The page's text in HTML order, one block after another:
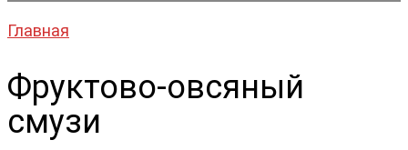
Главная
Фруктово-овсяный
смузи